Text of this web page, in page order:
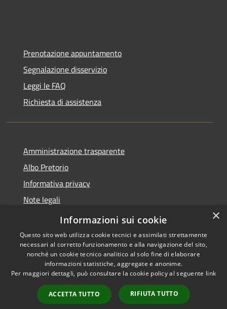
Prenotazione appuntamento
Segnalazione disservizio
Leggi le FAQ
Richiesta di assistenza
Amministrazione trasparente
Albo Pretorio
Informativa privacy
Note legali
Dichiarazione di accessibilità
Accessibilità
Copyright © 2026 • Comune di
San Pietro Apostolo • Powered
byMunicipium
Accesso
redazione
×
Informazioni sui cookie
Questo sito web utilizza cookie tecnici e assimilati strettamente
necessari al corretto funzionamento e alla navigazione del sito,
nonché un cookie tecnico analitico al solo fine di elaborare
informazioni statistiche, aggregate e anonime.
Per maggiori dettagli, può consultare la cookie policy al seguente link
ACCETTA TUTTO RIFIUTA TUTTO